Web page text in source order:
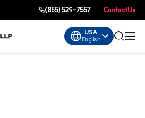
(855) 529-7557 Contact Us
USA
English